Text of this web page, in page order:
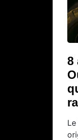
8